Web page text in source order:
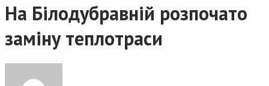
На Білодубравній розпочато
заміну теплотраси